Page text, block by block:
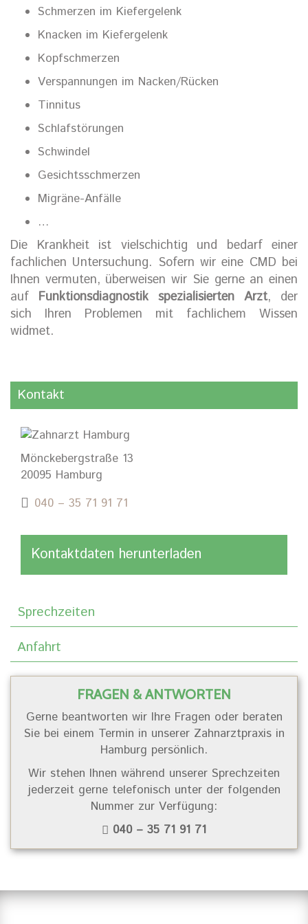
Schmerzen im Kiefergelenk
Knacken im Kiefergelenk
Kopfschmerzen
Verspannungen im Nacken/Rücken
Tinnitus
Schlafstörungen
Schwindel
Gesichtsschmerzen
Migräne-Anfälle
…
Die Krankheit ist vielschichtig und bedarf einer
fachlichen Untersuchung. Sofern wir eine CMD bei
Ihnen vermuten, überweisen wir Sie gerne an einen
auf Funktionsdiagnostik spezialisierten Arzt, der
sich Ihren Problemen mit fachlichem Wissen
widmet.
Kontakt
Mönckebergstraße 13
20095 Hamburg
040 – 35 71 91 71
Kontaktdaten herunterladen
Sprechzeiten
Anfahrt
FRAGEN & ANTWORTEN
Gerne beantworten wir Ihre Fragen oder beraten
Sie bei einem Termin in unserer Zahnarztpraxis in
Hamburg persönlich.
Wir stehen Ihnen während unserer Sprechzeiten
jederzeit gerne telefonisch unter der folgenden
Nummer zur Verfügung:
040 – 35 71 91 71